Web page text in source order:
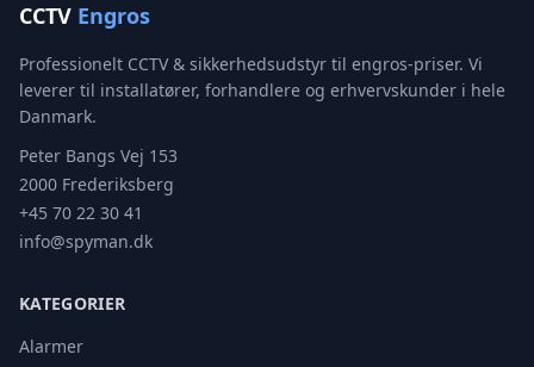
CCTV Engros
Professionelt CCTV & sikkerhedsudstyr til engros-priser. Vi
leverer til installatører, forhandlere og erhvervskunder i hele
Danmark.
Peter Bangs Vej 153
2000 Frederiksberg
+45 70 22 30 41
info@spyman.dk
KATEGORIER
Alarmer